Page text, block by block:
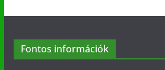
Fontos információk